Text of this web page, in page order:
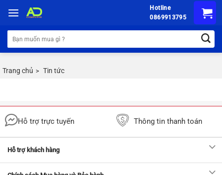
đến
nội
dung
Hotline
0869913795
Tìm
kiếm:
Trang chủ > Tin tức
Hỗ trợ trực tuyến Thông tin thanh toán
Hỗ trợ khách hàng